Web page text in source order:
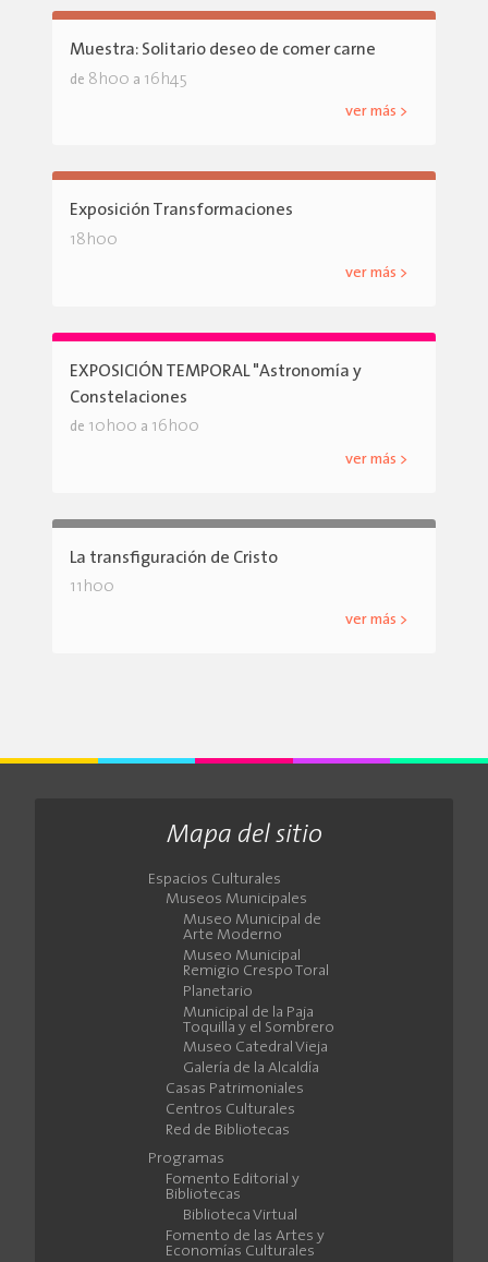
Muestra: Solitario deseo de comer carne
de 8h00 a 16h45
ver más >
Exposición Transformaciones
18h00
ver más >
EXPOSICIÓN TEMPORAL "Astronomía y
Constelaciones
de 10h00 a 16h00
ver más >
La transfiguración de Cristo
11h00
ver más >
Mapa del sitio
Espacios Culturales
Museos Municipales
Museo Municipal de
Arte Moderno
Museo Municipal
Remigio Crespo Toral
Planetario
Municipal de la Paja
Toquilla y el Sombrero
Museo Catedral Vieja
Galería de la Alcaldía
Casas Patrimoniales
Centros Culturales
Red de Bibliotecas
Programas
Fomento Editorial y
Bibliotecas
Biblioteca Virtual
Fomento de las Artes y
Economías Culturales